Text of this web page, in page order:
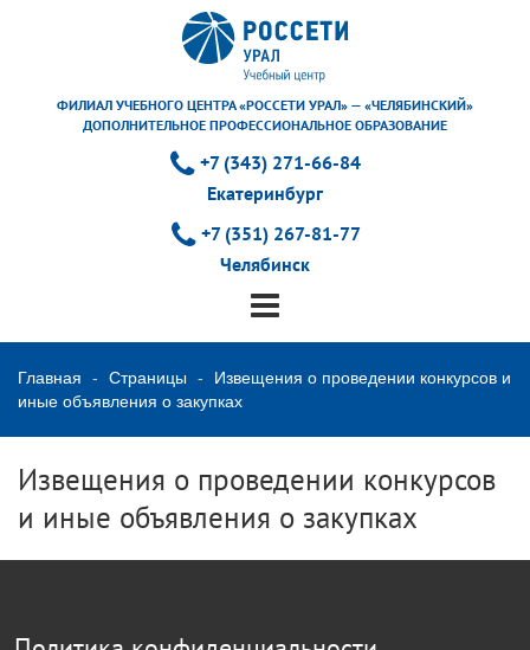
ФИЛИАЛ УЧЕБНОГО ЦЕНТРА «РОССЕТИ УРАЛ» — «ЧЕЛЯБИНСКИЙ»
ДОПОЛНИТЕЛЬНОЕ ПРОФЕССИОНАЛЬНОЕ ОБРАЗОВАНИЕ
+7 (343) 271-66-84
Екатеринбург
+7 (351) 267-81-77
Челябинск
Главная Страницы
Извещения о проведении конкурсов и
иные объявления о закупках
Извещения о проведении конкурсов
и иные объявления о закупках